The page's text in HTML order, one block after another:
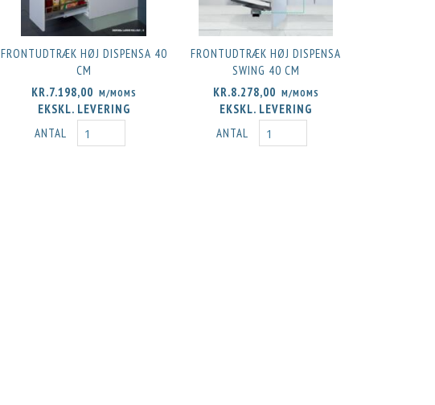
FRONTUDTRÆK HØJ DISPENSA 40
CM
KR.7.198,00 M/MOMS
EKSKL. LEVERING
ANTAL
FRONTUDTRÆK HØJ DISPENSA
SWING 40 CM
KR.8.278,00 M/MOMS
EKSKL. LEVERING
ANTAL